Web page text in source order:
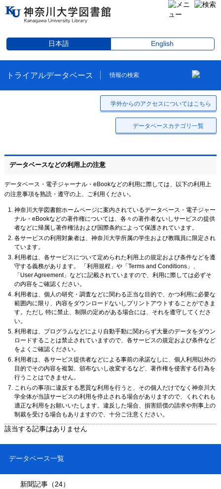
日本語 English
トライアルデータベース 情報の検索
学外からのアクセスについてはこちら
データベースカテゴリ一覧
データベースなどの利用上の注意
データベース・電子ジャーナル・eBookなどの利用に際しては、以下の利用上
の注意事項を熟読・遵守の上、ご利用ください。
神奈川大学図書館ホームページに案内されているデータベース・電子ジャー
ナル・eBookなどの著作権については、各々の著作者ないしサービスの提供
者などに帰属し著作権法および国際条約によって保護されています。
各サービスの利用対象者は、神奈川大学所属の学生および教職員に限定され
ています。
利用者は、各サービスについて定められた利用上の規定および条件などを遵
守する義務があります。 「利用規程」や「Terms and Conditions」、
「User Agreement」などに記載されていますので、利用に際しては必ずそ
の内容をご確認ください。
利用者は、個人の研究・調査などに関わる正当な目的で、かつ利用に必要な
範囲内に限り、内容をダウンロードないしプリントアウトすることができま
す。ただし 特に禁止、制限の定めがある場合には、それを遵守してくださ
い。
利用者は、プログラムなどにより自動手動に関わらず大量のデータをダウン
ロードすることは禁止されていますので、各サービスの規定および条件など
をよくご確認ください。
利用者は、各サービス提供者などによる事前の承諾なしに、個人利用以外の
目的でその内容を複製、頒布ないし改変するなど、著作権を侵害する行為を
行うことはできません。
これらの事項に違反する悪質な利用を行うと、その個人だけでなく神奈川大
学全体が当該サービスの利用を停止される場合がありますので、くれぐれも
適正な利用をお願いいたします。違反した場合、損害賠償の請求や刑事上の
制裁を受ける場合もありますので、十分ご注意ください。
該当する記事はありません
データベース一覧
新聞記事（24）